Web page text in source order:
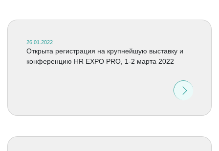
26.01.2022
Открыта регистрация на крупнейшую выставку и
конференцию HR EXPO PRO, 1-2 марта 2022